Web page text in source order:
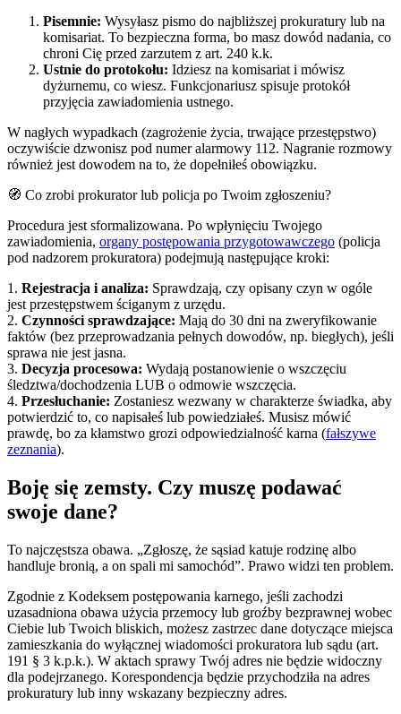
Pisemnie: Wysyłasz pismo do najbliższej prokuratury lub na
komisariat. To bezpieczna forma, bo masz dowód nadania, co
chroni Cię przed zarzutem z art. 240 k.k.
Ustnie do protokołu: Idziesz na komisariat i mówisz
dyżurnemu, co wiesz. Funkcjonariusz spisuje protokół
przyjęcia zawiadomienia ustnego.
W nagłych wypadkach (zagrożenie życia, trwające przestępstwo)
oczywiście dzwonisz pod numer alarmowy 112. Nagranie rozmowy
również jest dowodem na to, że dopełniłeś obowiązku.
🧭 Co zrobi prokurator lub policja po Twoim zgłoszeniu?
Procedura jest sformalizowana. Po wpłynięciu Twojego
zawiadomienia, organy postępowania przygotowawczego (policja
pod nadzorem prokuratora) podejmują następujące kroki:
1. Rejestracja i analiza: Sprawdzają, czy opisany czyn w ogóle
jest przestępstwem ściganym z urzędu.
2. Czynności sprawdzające: Mają do 30 dni na zweryfikowanie
faktów (bez przeprowadzania pełnych dowodów, np. biegłych), jeśli
sprawa nie jest jasna.
3. Decyzja procesowa: Wydają postanowienie o wszczęciu
śledztwa/dochodzenia LUB o odmowie wszczęcia.
4. Przesłuchanie: Zostaniesz wezwany w charakterze świadka, aby
potwierdzić to, co napisałeś lub powiedziałeś. Musisz mówić
prawdę, bo za kłamstwo grozi odpowiedzialność karna (fałszywe
zeznania).
Boję się zemsty. Czy muszę podawać
swoje dane?
To najczęstsza obawa. „Zgłoszę, że sąsiad katuje rodzinę albo
handluje bronią, a on spali mi samochód”. Prawo widzi ten problem.
Zgodnie z Kodeksem postępowania karnego, jeśli zachodzi
uzasadniona obawa użycia przemocy lub groźby bezprawnej wobec
Ciebie lub Twoich bliskich, możesz zastrzec dane dotyczące miejsca
zamieszkania do wyłącznej wiadomości prokuratora lub sądu (art.
191 § 3 k.p.k.). W aktach sprawy Twój adres nie będzie widoczny
dla podejrzanego. Korespondencja będzie przychodziła na adres
prokuratury lub inny wskazany bezpieczny adres.